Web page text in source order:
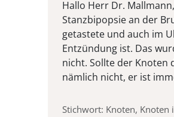
Hallo Herr Dr.
Stanzbipopsie an der
getastete und auch im
Entzündung ist. Das
nicht. Sollte der Knoten
nämlich nicht, er ist
Stichwort: Knoten, Knoten